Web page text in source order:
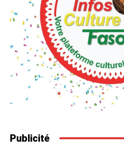
Publicité